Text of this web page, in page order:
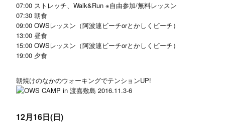
07:00 ストレッチ、Walk&Run ※自由参加/無料レッスン
07:30 朝食
09:00 OWSレッスン（阿波連ビーチorとかしくビーチ）
13:00 昼食
15:00 OWSレッスン（阿波連ビーチorとかしくビーチ）
19:00 夕食
朝焼けのなかのウォーキングでテンションUP!
12月16日(日)